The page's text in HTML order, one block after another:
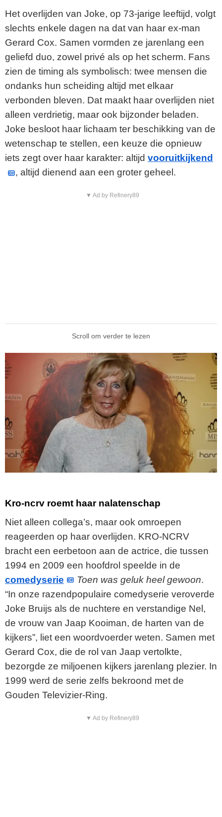
Het overlijden van Joke, op 73-jarige leeftijd, volgt
slechts enkele dagen na dat van haar ex-man
Gerard Cox. Samen vormden ze jarenlang een
geliefd duo, zowel privé als op het scherm. Fans
zien de timing als symbolisch: twee mensen die
ondanks hun scheiding altijd met elkaar
verbonden bleven. Dat maakt haar overlijden niet
alleen verdrietig, maar ook bijzonder beladen.
Joke besloot haar lichaam ter beschikking van de
wetenschap te stellen, een keuze die opnieuw
iets zegt over haar karakter: altijd vooruitkijkend
, altijd dienend aan een groter geheel.
▼ Ad by Refinery89
Scroll om verder te lezen
Kro-ncrv roemt haar nalatenschap
Niet alleen collega’s, maar ook omroepen
reageerden op haar overlijden. KRO-NCRV
bracht een eerbetoon aan de actrice, die tussen
1994 en 2009 een hoofdrol speelde in de
comedyserie
Toen was geluk heel gewoon.
“In onze razendpopulaire comedyserie veroverde
Joke Bruijs als de nuchtere en verstandige Nel,
de vrouw van Jaap Kooiman, de harten van de
kijkers”, liet een woordvoerder weten. Samen met
Gerard Cox, die de rol van Jaap vertolkte,
bezorgde ze miljoenen kijkers jarenlang plezier. In
1999 werd de serie zelfs bekroond met de
Gouden Televizier-Ring.
▼ Ad by Refinery89